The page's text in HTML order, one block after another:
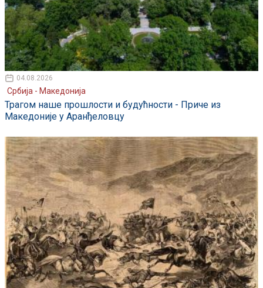
04.08.2026
Србија - Македонија
Трагом наше прошлости и будућности - Приче из
Македоније у Аранђеловцу